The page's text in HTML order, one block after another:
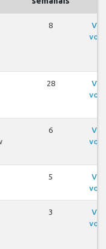
8
Ver
voos
28
Ver
voos
6
Ver
voos
5
Ver
voos
3
Ver
voos